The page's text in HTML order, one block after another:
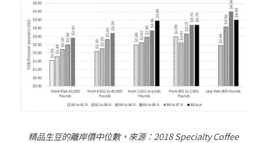
精品生豆的離岸價中位數，來源：2018 Specialty Coffee